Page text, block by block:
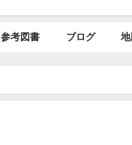
参考図書 ブログ